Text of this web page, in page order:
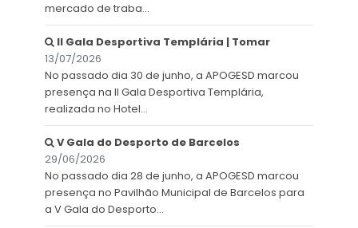
mercado de traba...
II Gala Desportiva Templária | Tomar
13/07/2026
No passado dia 30 de junho, a APOGESD marcou
presença na II Gala Desportiva Templária,
realizada no Hotel...
V Gala do Desporto de Barcelos
29/06/2026
No passado dia 28 de junho, a APOGESD marcou
presença no Pavilhão Municipal de Barcelos para
a V Gala do Desporto...